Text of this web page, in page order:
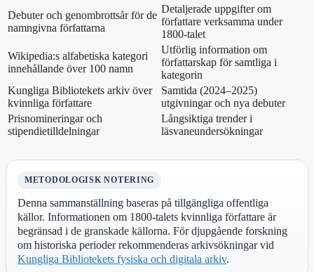
Debuter och genombrottsår för de
namngivna författarna
Detaljerade uppgifter om
författare verksamma under
1800-talet
Wikipedia:s alfabetiska kategori
innehållande över 100 namn
Utförlig information om
författarskap för samtliga i
kategorin
Kungliga Bibliotekets arkiv över
kvinnliga författare
Samtida (2024–2025)
utgivningar och nya debuter
Prisnomineringar och
stipendietilldelningar
Långsiktiga trender i
läsvaneundersökningar
METODOLOGISK NOTERING
Denna sammanställning baseras på tillgängliga offentliga
källor. Informationen om 1800-talets kvinnliga författare är
begränsad i de granskade källorna. För djupgående forskning
om historiska perioder rekommenderas arkivsökningar vid
Kungliga Bibliotekets fysiska och digitala arkiv.